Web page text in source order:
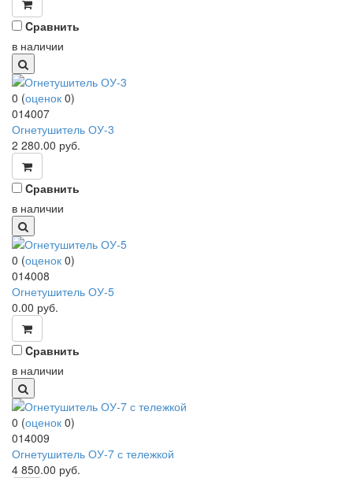
Cравнить
в наличии
0 (оценок 0)
014007
Огнетушитель ОУ-3
2 280.00 руб.
Cравнить
в наличии
0 (оценок 0)
014008
Огнетушитель ОУ-5
0.00 руб.
Cравнить
в наличии
0 (оценок 0)
014009
Огнетушитель ОУ-7 с тележкой
4 850.00 руб.